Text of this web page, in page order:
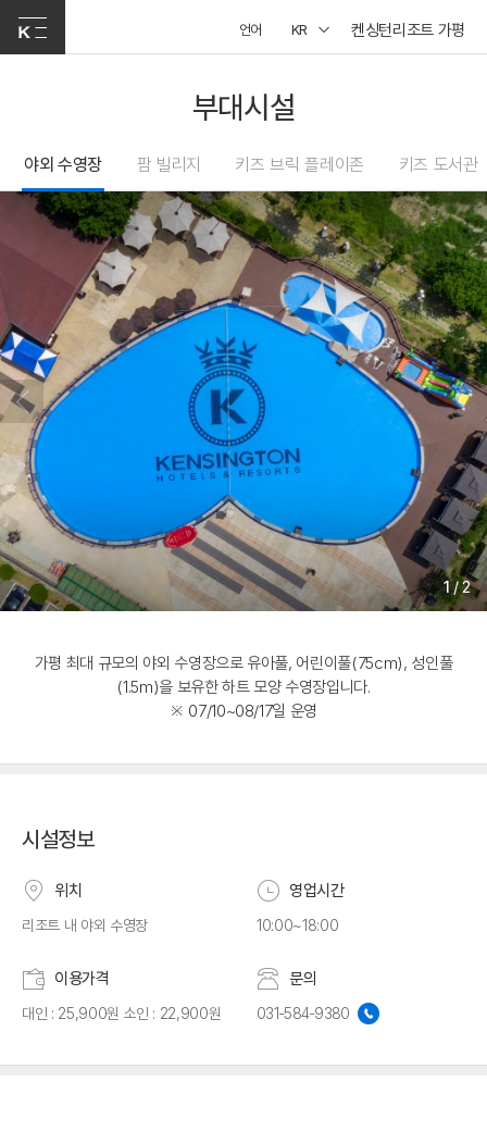
언어 KR 켄싱턴리조트 가평
부대시설
야외 수영장 팜 빌리지 키즈 브릭 플레이존 키즈 도서관
1/2
가평 최대 규모의 야외 수영장으로 유아풀, 어린이풀(75cm), 성인풀
(1.5m)을 보유한 하트 모양 수영장입니다.
※ 07/10~08/17일 운영
시설정보
위치
리조트 내 야외 수영장
영업시간
10:00~18:00
이용가격
대인 : 25,900원 소인 : 22,900원
문의
031-584-9380